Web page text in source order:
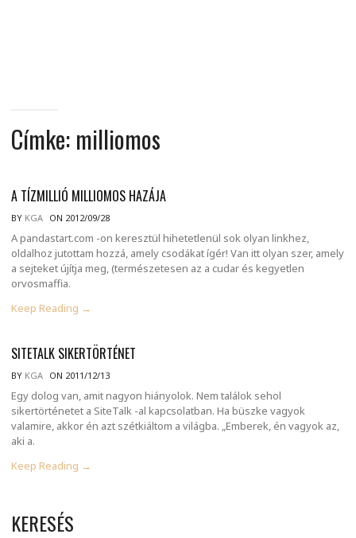
Címke: milliomos
A TÍZMILLIÓ MILLIOMOS HAZÁJA
BY KGA ON 2012/09/28
A pandastart.com -on keresztül hihetetlenül sok olyan linkhez,
oldalhoz jutottam hozzá, amely csodákat ígér! Van itt olyan szer, amely
a sejteket újítja meg, (természetesen az a cudar és kegyetlen
orvosmaffia.
Keep Reading →
SITETALK SIKERTÖRTÉNET
BY KGA ON 2011/12/13
Egy dolog van, amit nagyon hiányolok. Nem találok sehol
sikertörténetet a SiteTalk -al kapcsolatban. Ha büszke vagyok
valamire, akkor én azt szétkiáltom a világba. „Emberek, én vagyok az,
aki a.
Keep Reading →
KERESÉS